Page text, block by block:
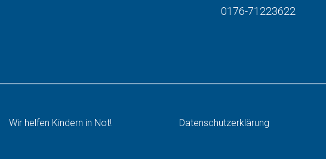
0176-71223622
Wir helfen Kindern in Not! Datenschutzerklärung